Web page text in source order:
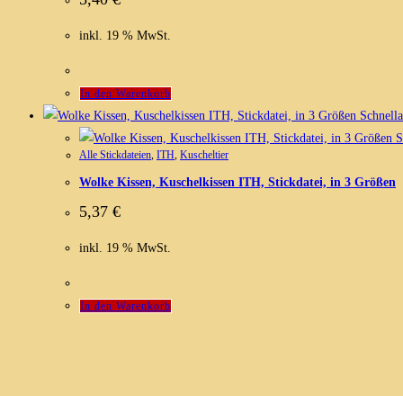
inkl. 19 % MwSt.
In den Warenkorb
Alle Stickdateien, ITH, Kuscheltier
Wolke Kissen, Kuschelkissen ITH, Stickdatei, in 3 Größen
5,37 €
inkl. 19 % MwSt.
In den Warenkorb